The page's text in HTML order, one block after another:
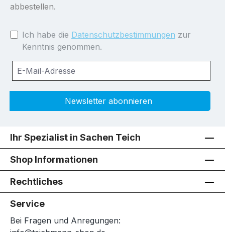
abbestellen.
Ich habe die Datenschutzbestimmungen zur
Kenntnis genommen.
Newsletter abonnieren
Ihr Spezialist in Sachen Teich
Shop Informationen
Rechtliches
Service
Bei Fragen und Anregungen: